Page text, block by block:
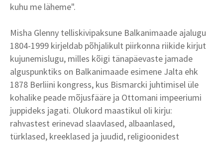
kuhu me läheme".
Misha Glenny telliskivipaksune Balkanimaade ajalugu
1804-1999 kirjeldab põhjalikult piirkonna riikide kirjut
kujunemislugu, milles kõigi tänapäevaste jamade
alguspunktiks on Balkanimaade esimene Jalta ehk
1878 Berliini kongress, kus Bismarcki juhtimisel üle
kohalike peade mõjusfääre ja Ottomani impeeriumi
juppideks jagati. Olukord maastikul oli kirju:
rahvastest erinevad slaavlased, albaanlased,
türklased, kreeklased ja juudid, religioonidest